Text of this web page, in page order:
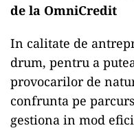
de la OmniCredit
In calitate de
drum, pentru a
provocarilor de
confrunta pe
gestiona in mod